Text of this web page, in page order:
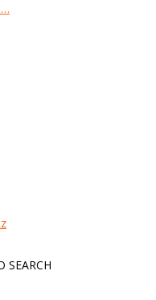
SEARCH